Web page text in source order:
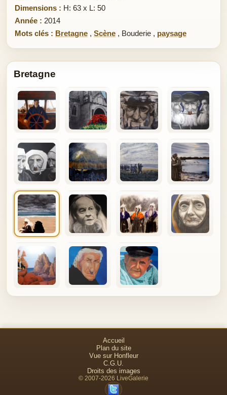
Dimensions : H: 63 x L: 50
Année : 2014
Mots clés : Bretagne , Scène , Bouderie , paysage
Bretagne
Accueil
Plan du site
Vue sur Honfleur
C.G.U.
Droits des images
© 2007-2026 LiveGalerie